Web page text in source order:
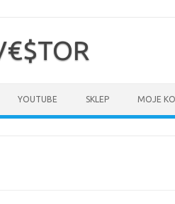
YOUTUBE SKLEP MOJE